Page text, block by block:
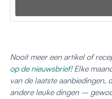
Nooit meer een artikel of
op de nieuwsbrief!Elke
van de laatste aanbiedingen,
andere leuke dingen –